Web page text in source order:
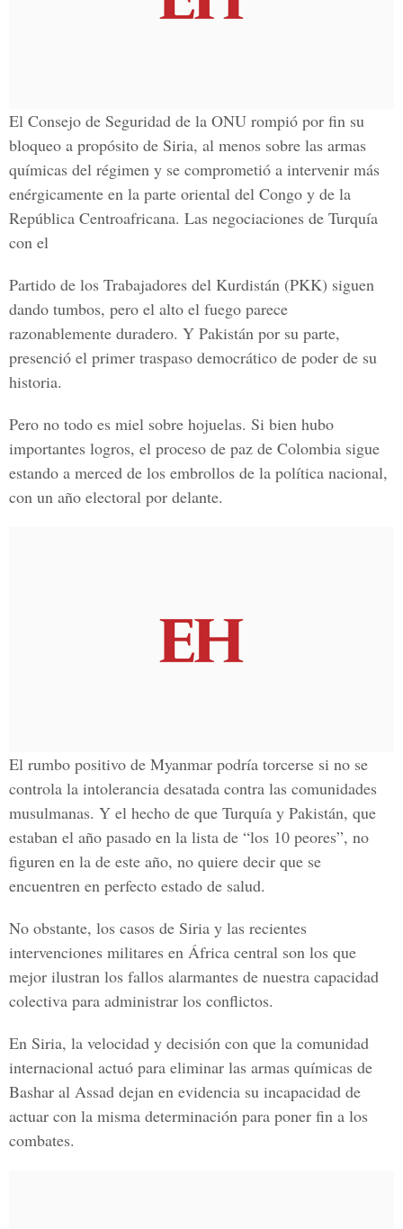
El Consejo de Seguridad de la ONU rompió por fin su
bloqueo a propósito de Siria, al menos sobre las armas
químicas del régimen y se comprometió a intervenir más
enérgicamente en la parte oriental del Congo y de la
República Centroafricana. Las negociaciones de Turquía
con el
Partido de los Trabajadores del Kurdistán (PKK) siguen
dando tumbos, pero el alto el fuego parece
razonablemente duradero. Y Pakistán por su parte,
presenció el primer traspaso democrático de poder de su
historia.
Pero no todo es miel sobre hojuelas. Si bien hubo
importantes logros, el proceso de paz de Colombia sigue
estando a merced de los embrollos de la política nacional,
con un año electoral por delante.
El rumbo positivo de Myanmar podría torcerse si no se
controla la intolerancia desatada contra las comunidades
musulmanas. Y el hecho de que Turquía y Pakistán, que
estaban el año pasado en la lista de “los 10 peores”, no
figuren en la de este año, no quiere decir que se
encuentren en perfecto estado de salud.
No obstante, los casos de Siria y las recientes
intervenciones militares en África central son los que
mejor ilustran los fallos alarmantes de nuestra capacidad
colectiva para administrar los conflictos.
En Siria, la velocidad y decisión con que la comunidad
internacional actuó para eliminar las armas químicas de
Bashar al Assad dejan en evidencia su incapacidad de
actuar con la misma determinación para poner fin a los
combates.